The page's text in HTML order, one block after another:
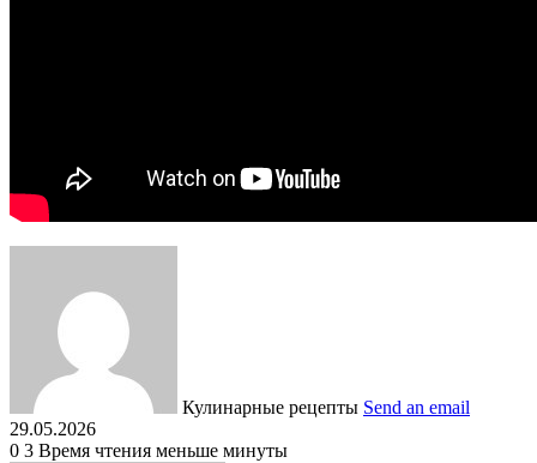
Кулинарные рецепты Send an email
29.05.2026
0 3 Время чтения меньше минуты